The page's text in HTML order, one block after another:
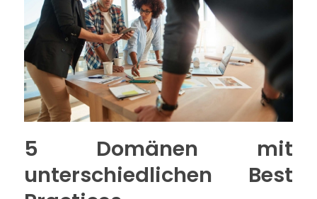
5 Domänen mit
unterschiedlichen Best